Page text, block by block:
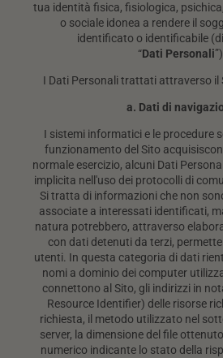
tua identità fisica, fisiologica,
o sociale idonea a rendere il
identificato o identificabile
“Dati Personali
I Dati Personali trattati attraverso il
a. Dati di
I sistemi informatici e le procedure
funzionamento del Sito
normale esercizio, alcuni Dati
implicita nell'uso dei protocolli di
Si tratta di informazioni che non
associate a interessati identificati,
natura potrebbero, attraverso
con dati detenuti da terzi,
utenti. In questa categoria di dati
nomi a dominio dei computer
connettono al Sito, gli indirizzi in
Resource Identifier) delle risorse
richiesta, il metodo utilizzato nel
server, la dimensione del file
numerico indicante lo stato della